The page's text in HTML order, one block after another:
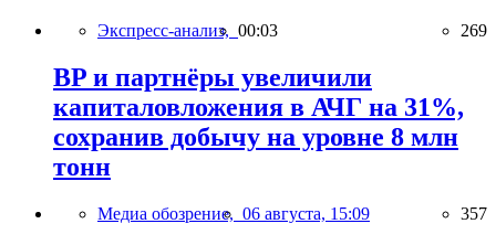
Экспресс-анализ, 00:03 269
BP и партнёры увеличили
капиталовложения в АЧГ на 31%,
сохранив добычу на уровне 8 млн
тонн
Медиа обозрение, 06 августа, 15:09 357